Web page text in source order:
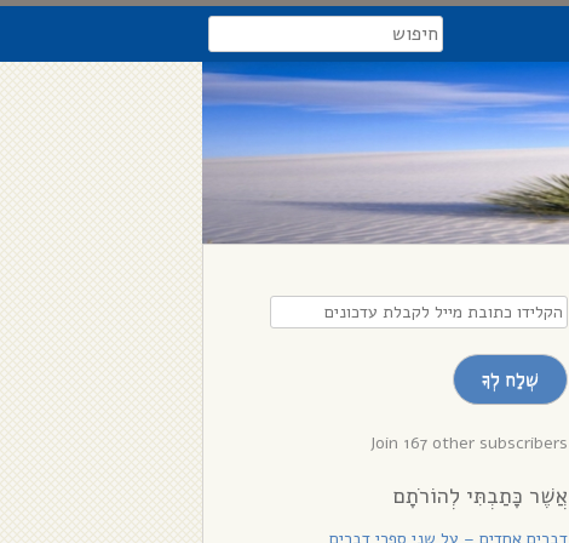
search
הקלידו
כתובת
מייל
לקבלת
עדכונים
שְׁלַח לְךָ
Join 167 other subscribers
אֲשֶׁר כָּתַבְתִּי לְהוֹרֹתָם